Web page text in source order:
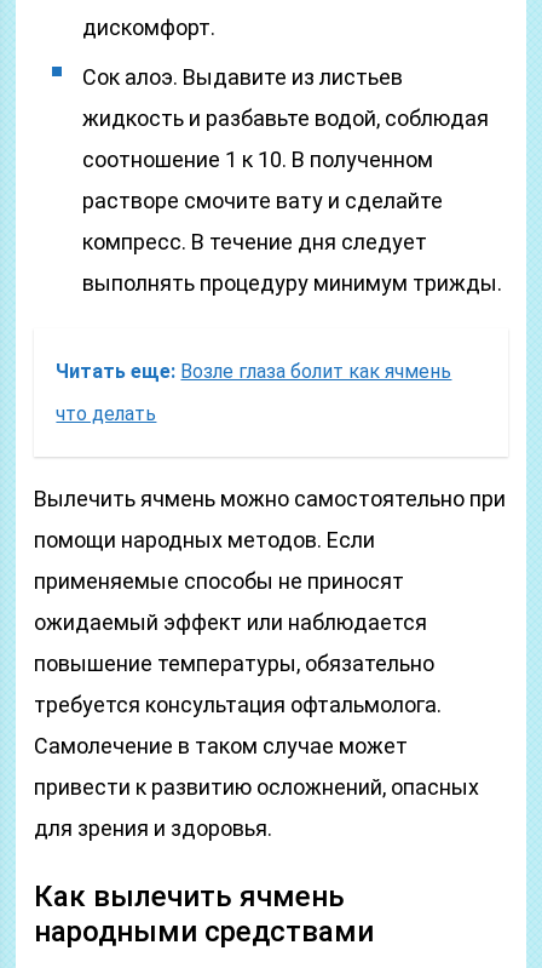
дискомфорт.
Сок алоэ. Выдавите из листьев
жидкость и разбавьте водой, соблюдая
соотношение 1 к 10. В полученном
растворе смочите вату и сделайте
компресс. В течение дня следует
выполнять процедуру минимум трижды.
Читать еще: Возле глаза болит как ячмень
что делать
Вылечить ячмень можно самостоятельно при
помощи народных методов. Если
применяемые способы не приносят
ожидаемый эффект или наблюдается
повышение температуры, обязательно
требуется консультация офтальмолога.
Самолечение в таком случае может
привести к развитию осложнений, опасных
для зрения и здоровья.
Как вылечить ячмень
народными средствами